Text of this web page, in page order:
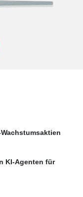
KI-Agenten für